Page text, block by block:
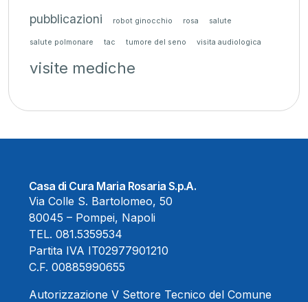
pubblicazioni robot ginocchio rosa salute
salute polmonare tac tumore del seno visita audiologica
visite mediche
Casa di Cura Maria Rosaria S.p.A.
Via Colle S. Bartolomeo, 50
80045 – Pompei, Napoli
TEL. 081.5359534
Partita IVA IT02977901210
C.F. 00885990655
Autorizzazione V Settore Tecnico del Comune